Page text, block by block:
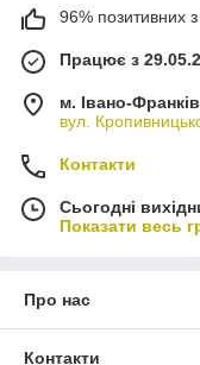
96% позитивних з
Працює з
м. Івано-
вул.
Контакти
Сьогодні
Показати весь
Про нас
Контакти